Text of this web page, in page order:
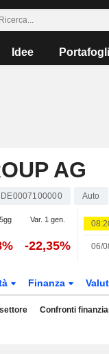
Idee Portafogli
AG
DE0007100000 Auto
Var. 1 gen.
-22,35% 06/
Finanza
Confronti